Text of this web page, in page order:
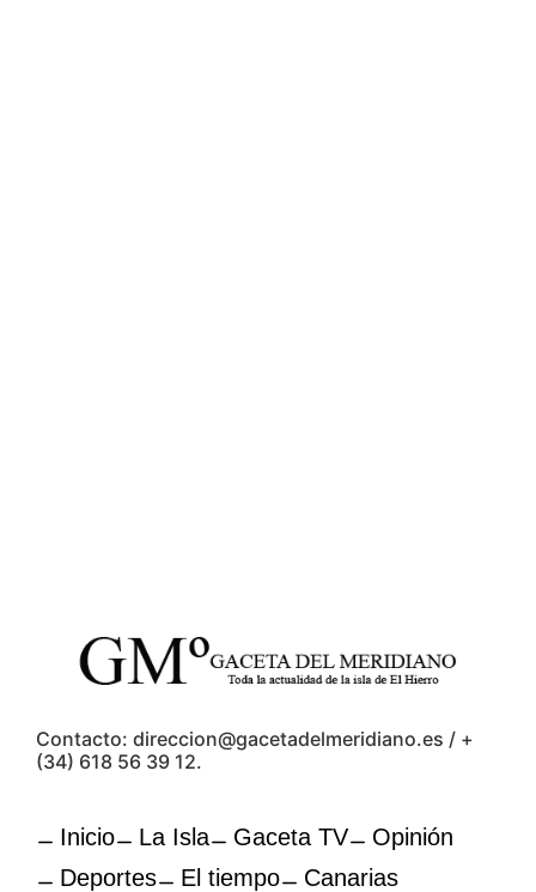
Contacto: direccion@gacetadelmeridiano.es / +
(34) 618 56 39 12.
Inicio La Isla Gaceta TV
Opinión
Deportes
El tiempo
Canarias